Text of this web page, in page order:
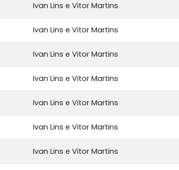
Ivan Lins e Vitor Martins
Ivan Lins e Vitor Martins
Ivan Lins e Vitor Martins
Ivan Lins e Vitor Martins
Ivan Lins e Vitor Martins
Ivan Lins e Vitor Martins
Ivan Lins e Vitor Martins